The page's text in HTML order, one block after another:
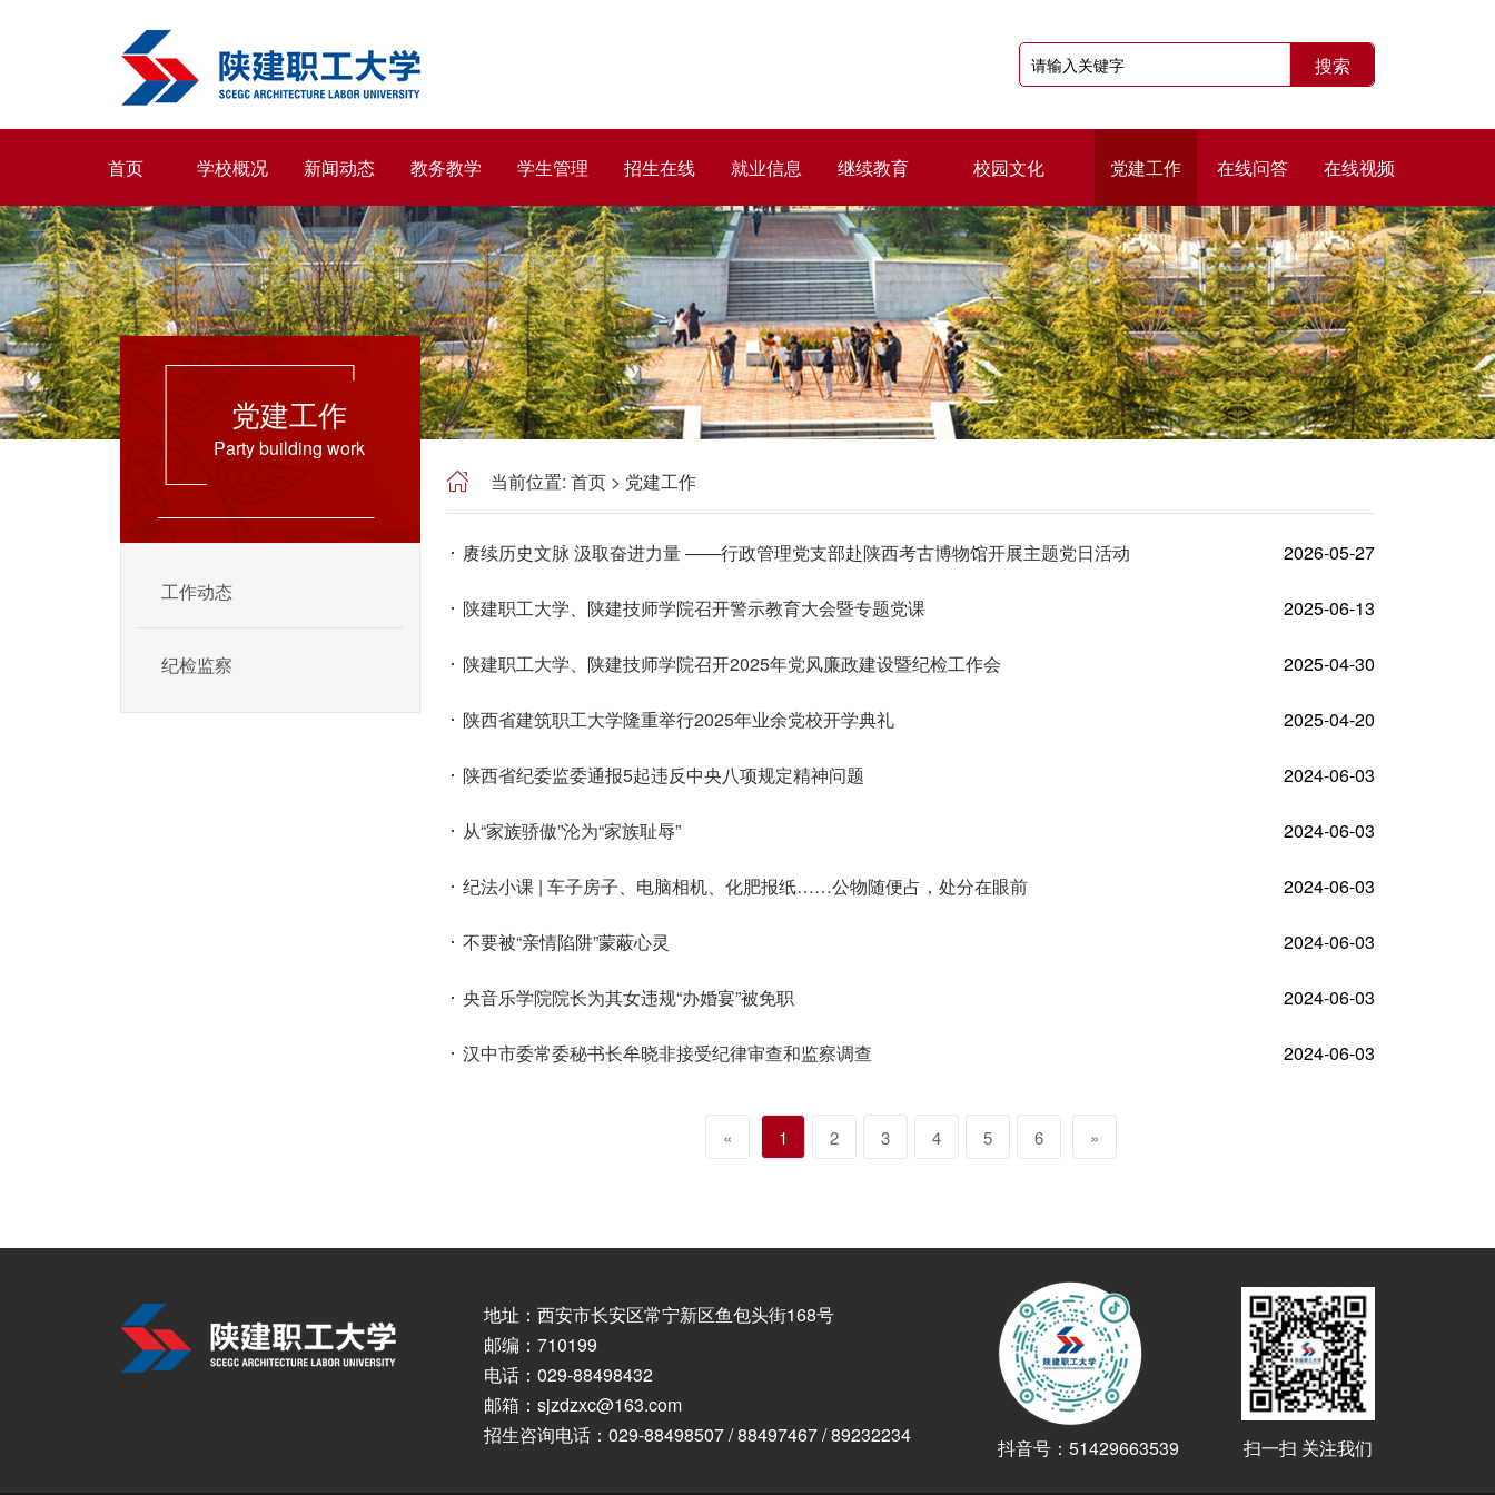
首页 学校概况 新闻动态 教务教学 学生管理 招生在线 就业信息 继续教育 校园文化 党建工作 在线问答 在线视频
党建工作
Party building work
工作动态
纪检监察
当前位置:首页 > 党建工作
赓续历史文脉 汲取奋进力量 ——行政管理党支部赴陕西考古博物馆开展主题党日活动 2026-05-27
陕建职工大学、陕建技师学院召开警示教育大会暨专题党课 2025-06-13
陕建职工大学、陕建技师学院召开2025年党风廉政建设暨纪检工作会 2025-04-30
陕西省建筑职工大学隆重举行2025年业余党校开学典礼 2025-04-20
陕西省纪委监委通报5起违反中央八项规定精神问题 2024-06-03
从“家族骄傲”沦为“家族耻辱” 2024-06-03
纪法小课 | 车子房子、电脑相机、化肥报纸……公物随便占，处分在眼前 2024-06-03
不要被“亲情陷阱”蒙蔽心灵 2024-06-03
央音乐学院院长为其女违规“办婚宴”被免职 2024-06-03
汉中市委常委秘书长牟晓非接受纪律审查和监察调查 2024-06-03
« 1 2 3 4 5 6 »
地址：西安市长安区常宁新区鱼包头街168号
邮编：710199
电话：029-88498432
邮箱：sjzdzxc@163.com
招生咨询电话：029-88498507 / 88497467 / 89232234
抖音号：51429663539 扫一扫 关注我们